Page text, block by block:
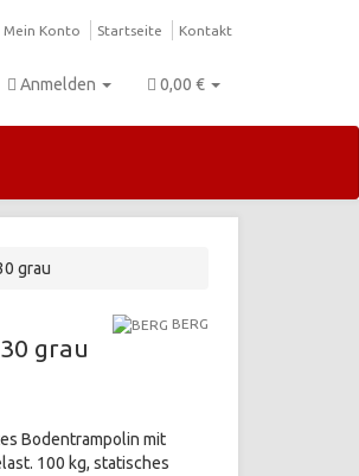
Mein Konto Startseite Kontakt
Anmelden 0,00 €
grau
BERG
grau
Bodentrampolin mit
100 kg, statisches